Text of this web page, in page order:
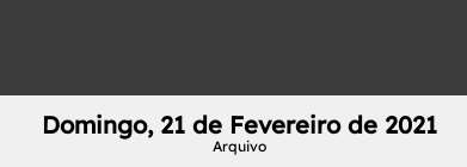
Domingo, 21 de Fevereiro de 2021
Arquivo